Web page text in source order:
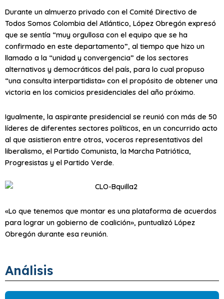
Durante un almuerzo privado con el Comité Directivo de
Todos Somos Colombia del Atlántico, López Obregón expresó
que se sentía “muy orgullosa con el equipo que se ha
confirmado en este departamento”, al tiempo que hizo un
llamado a la “unidad y convergencia” de los sectores
alternativos y democráticos del país, para lo cual propuso
“una consulta interpartidista» con el propósito de obtener una
victoria en los comicios presidenciales del año próximo.
Igualmente, la aspirante presidencial se reunió con más de 50
líderes de diferentes sectores políticos, en un concurrido acto
al que asistieron entre otros, voceros representativos del
liberalismo, el Partido Comunista, la Marcha Patriótica,
Progresistas y el Partido Verde.
«Lo que tenemos que montar es una plataforma de acuerdos
para lograr un gobierno de coalición», puntualizó López
Obregón durante esa reunión.
Análisis